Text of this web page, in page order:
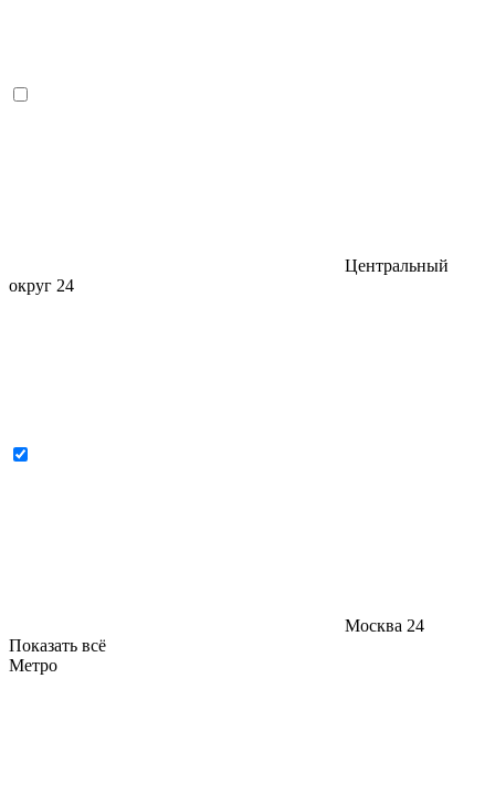
Центральный
округ 24
Москва 24
Показать всё
Метро